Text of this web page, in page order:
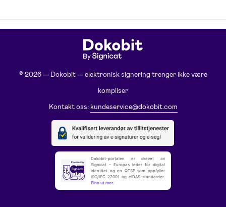
© 2026 — Dokobit — elektronisk signering trenger ikke være
kompliser
Kontakt oss: kundeservice@dokobit.com
Dokobit-portalen er drevet av
Signicat – Europas leder for digital
identitet og en QTSP som oppfyller
ISO/IEC 27001 og eIDAS-standarder.
Finn ut mer